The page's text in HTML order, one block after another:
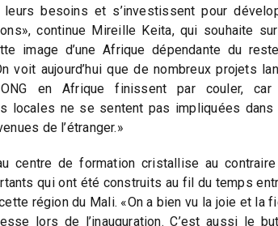
leurs besoins et s’investissent pour
continue Mireille Keita, qui souhaite
image d’une Afrique dépendante du
voit aujourd’hui que de nombreux projets
en Afrique finissent par couler, car
locales ne se sentent pas impliquées dans
de l’étranger.»
centre de formation cristallise au
qui ont été construits au fil du temps
région du Mali. «On a bien vu la joie et la
lors de l’inauguration. C’est aussi le